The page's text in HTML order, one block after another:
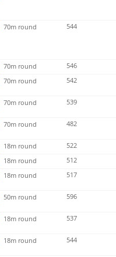
70m round 544
70m round
546
70m round 542
70m round 539
70m round 482
18m round
522
18m round
512
18m round 517
50m round 596
18m round 537
18m round 544